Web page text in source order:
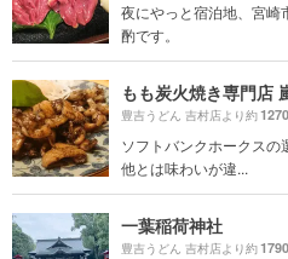
夜にやっと宿泊地、宮崎
酌です。
もも炭火焼き専門店
豊吉うどん 吉村店より約
ソフトバンクホークスの
他とは味わいが違...
一葉稲荷神社
豊吉うどん 吉村店より約